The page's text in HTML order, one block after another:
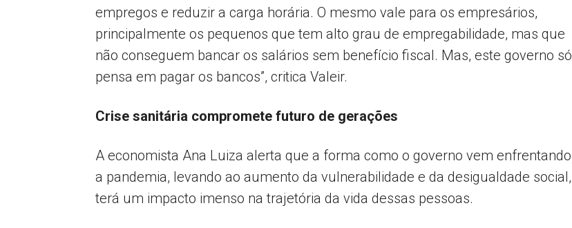
empregos e reduzir a carga horária. O mesmo vale para os empresários,
principalmente os pequenos que tem alto grau de empregabilidade, mas que
não conseguem bancar os salários sem benefício fiscal. Mas, este governo só
pensa em pagar os bancos”, critica Valeir.
Crise sanitária compromete futuro de gerações
A economista Ana Luiza alerta que a forma como o governo vem enfrentando
a pandemia, levando ao aumento da vulnerabilidade e da desigualdade social,
terá um impacto imenso na trajetória da vida dessas pessoas.